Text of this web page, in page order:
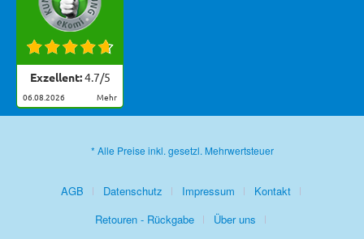
Exzellent:4.7/5
06.08.2026 mehr
* Alle Preise inkl. gesetzl. Mehrwertsteuer
AGB Datenschutz Impressum
Kontakt
Retouren - Rückgabe
Über uns